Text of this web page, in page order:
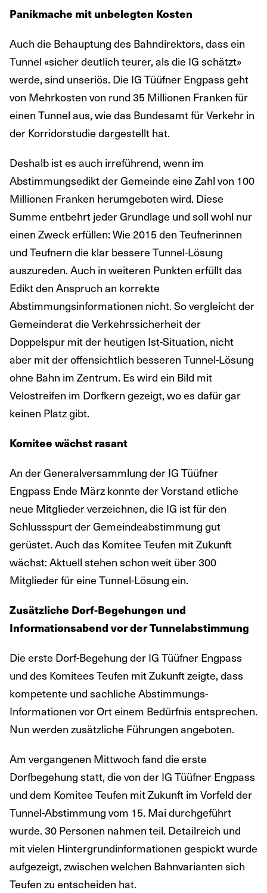
Panikmache mit unbelegten Kosten
Auch die Behauptung des Bahndirektors, dass ein
Tunnel «sicher deutlich teurer, als die IG schätzt»
werde, sind unseriös. Die IG Tüüfner Engpass geht
von Mehrkosten von rund 35 Millionen Franken für
einen Tunnel aus, wie das Bundesamt für Verkehr in
der Korridorstudie dargestellt hat.
Deshalb ist es auch irreführend, wenn im
Abstimmungsedikt der Gemeinde eine Zahl von 100
Millionen Franken herumgeboten wird. Diese
Summe entbehrt jeder Grundlage und soll wohl nur
einen Zweck erfüllen: Wie 2015 den Teufnerinnen
und Teufnern die klar bessere Tunnel-Lösung
auszureden. Auch in weiteren Punkten erfüllt das
Edikt den Anspruch an korrekte
Abstimmungsinformationen nicht. So vergleicht der
Gemeinderat die Verkehrssicherheit der
Doppelspur mit der heutigen Ist-Situation, nicht
aber mit der offensichtlich besseren Tunnel-Lösung
ohne Bahn im Zentrum. Es wird ein Bild mit
Velostreifen im Dorfkern gezeigt, wo es dafür gar
keinen Platz gibt.
Komitee wächst rasant
An der Generalversammlung der IG Tüüfner
Engpass Ende März konnte der Vorstand etliche
neue Mitglieder verzeichnen, die IG ist für den
Schlussspurt der Gemeindeabstimmung gut
gerüstet. Auch das Komitee Teufen mit Zukunft
wächst: Aktuell stehen schon weit über 300
Mitglieder für eine Tunnel-Lösung ein.
Zusätzliche Dorf-Begehungen und
Informationsabend vor der Tunnelabstimmung
Die erste Dorf-Begehung der IG Tüüfner Engpass
und des Komitees Teufen mit Zukunft zeigte, dass
kompetente und sachliche Abstimmungs-
Informationen vor Ort einem Bedürfnis entsprechen.
Nun werden zusätzliche Führungen angeboten.
Am vergangenen Mittwoch fand die erste
Dorfbegehung statt, die von der IG Tüüfner Engpass
und dem Komitee Teufen mit Zukunft im Vorfeld der
Tunnel-Abstimmung vom 15. Mai durchgeführt
wurde. 30 Personen nahmen teil. Detailreich und
mit vielen Hintergrundinformationen gespickt wurde
aufgezeigt, zwischen welchen Bahnvarianten sich
Teufen zu entscheiden hat.